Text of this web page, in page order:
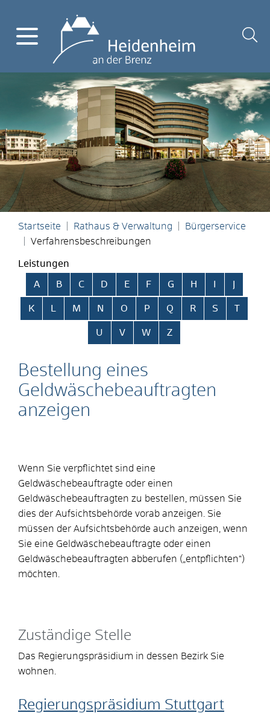
Startseite Rathaus & Verwaltung
Bürgerservice
Verfahrensbeschreibungen
Leistungen
Alphabetisches Register überspringen
A B C D E F G H
K L M N O P Q R S T
U V W Z
Bestellung eines
Geldwäschebeauftragten
anzeigen
Wenn Sie verpflichtet sind eine
Geldwäschebeauftragte oder einen
Geldwäschebeauftragten zu bestellen, müssen Sie
dies der Aufsichtsbehörde vorab anzeigen. Sie
müssen der Aufsichtsbehörde auch anzeigen, wenn
Sie eine Geldwäschebeauftragte oder einen
Geldwäschebeauftragten abberufen („entpflichten“)
möchten.
Zuständige Stelle
Das Regierungspräsidium in dessen Bezirk Sie
wohnen.
Regierungspräsidium Stuttgart